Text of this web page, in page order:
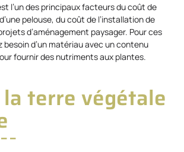
l’un des principaux facteurs du coût de
pelouse, du coût de l’installation de
d’aménagement paysager. Pour ces
besoin d’un matériau avec un contenu
fournir des nutriments aux plantes.
terre végétale